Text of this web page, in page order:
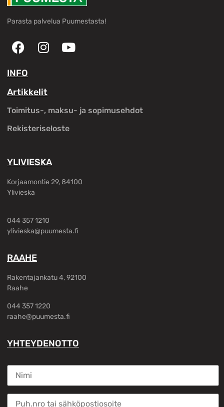
Parasta palvelua Puumestasta!
INFO
Artikkelit
Toimitus-, maksu- ja sopimusehdot
Rekisteriseloste
YLIVIESKA
Korjaamontie 29, 84100
Ylivieska
044 357 1210
ylivieska@puumesta.fi
RAAHE
Rakentajankatu 4, 92100
Raahe
044 357 1220
raahe@puumesta.fi
YHTEYDENOTTO